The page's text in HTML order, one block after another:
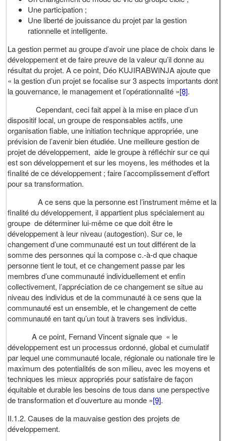
Une participation ;
Une liberté de jouissance du projet par la gestion
rationnelle et intelligente.
La gestion permet au groupe d’avoir une place de choix dans le
développement et de faire preuve de la valeur qu’il donne au
résultat du projet. A ce point, Déo KUJIRABWINJA ajoute que
« la gestion d’un projet se focalise sur 3 aspects importants dont
la gouvernance, le management et l’opérationnalité »[8].
Cependant, ceci fait appel à la mise en place d’un
dispositif local, un groupe de responsables actifs, une
organisation fiable, une initiation technique appropriée, une
prévision de l’avenir bien étudiée. Une meilleure gestion de
projet de développement, aide le groupe à réfléchir sur ce qui
est son développement et sur les moyens, les méthodes et la
finalité de ce développement ; faire l’accomplissement d’effort
pour sa transformation.
A ce sens que la personne est l’instrument même et la
finalité du développement, il appartient plus spécialement au
groupe de déterminer lui-même ce que doit être le
développement à leur niveau (autogestion). Sur ce, le
changement d’une communauté est un tout différent de la
somme des personnes qui la compose c.-à-d que chaque
personne tient le tout, et ce changement passe par les
membres d’une communauté individuellement et enfin
collectivement, l’appréciation de ce changement se situe au
niveau des individus et de la communauté à ce sens que la
communauté est un ensemble, et le changement de cette
communauté en tant qu’un tout à travers ses individus.
A ce point, Fernand Vincent signale que « le
développement est un processus ordonné, global et cumulatif
par lequel une communauté locale, régionale ou nationale tire le
maximum des potentialités de son milieu, avec les moyens et
techniques les mieux appropriés pour satisfaire de façon
équitable et durable les besoins de tous dans une perspective
de transformation et d’ouverture au monde »[9].
II.1.2. Causes de la mauvaise gestion des projets de
développement.